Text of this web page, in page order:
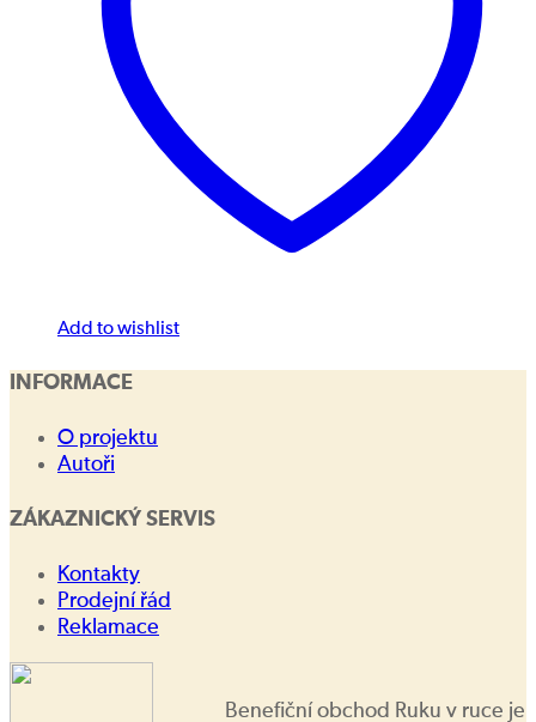
Add to wishlist
INFORMACE
O projektu
Autoři
ZÁKAZNICKÝ SERVIS
Kontakty
Prodejní řád
Reklamace
Benefiční obchod Ruku v ruce je